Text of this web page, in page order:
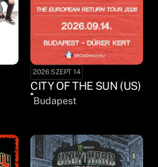
2026 SZEPT 14
CITY OF THE SUN (US)
Budapest